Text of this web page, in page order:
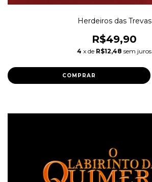
Herdeiros das Trevas
R$49,90
4 x de R$12,48 sem juros